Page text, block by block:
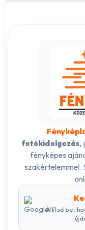
fotókidolgozás,
fényképes
szakértelemmel.
Állítsd be,